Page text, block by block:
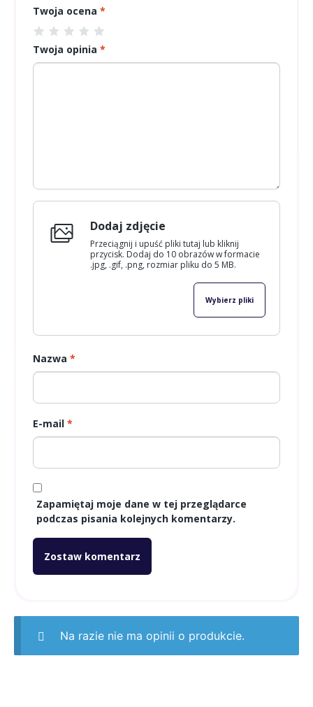
Twoja ocena *
Twoja opinia *
Dodaj zdjęcie
Przeciągnij i upuść pliki tutaj lub kliknij
przycisk. Dodaj do 10 obrazów w formacie
.jpg, .gif, .png, rozmiar pliku do 5 MB.
Wybierz pliki
Nazwa *
E-mail *
Zapamiętaj moje dane w tej przeglądarce
podczas pisania kolejnych komentarzy.
Na razie nie ma opinii o produkcie.